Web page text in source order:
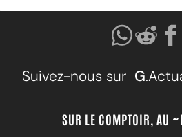
Suivez-nous sur G
SUR LE COMPTOIR, AU